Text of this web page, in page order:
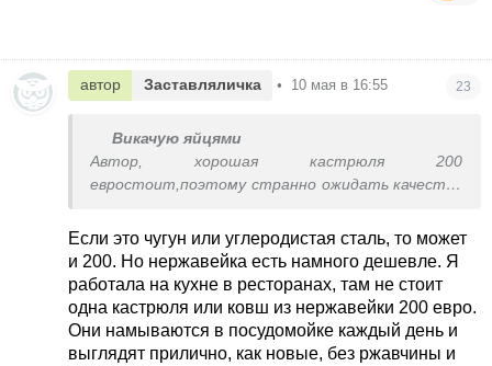
автор Заставляличка • 10 мая в 16:55 23
Викачую яйцями
Автор, хорошая кастрюля 200
евростоит,поэтому странно ожидать качество
Если это чугун или углеродистая сталь, то может
и 200. Но нержавейка есть намного дешевле. Я
работала на кухне в ресторанах, там не стоит
одна кастрюля или ковш из нержавейки 200 евро.
Они намываются в посудомойке каждый день и
выглядят прилично, как новые, без ржавчины и